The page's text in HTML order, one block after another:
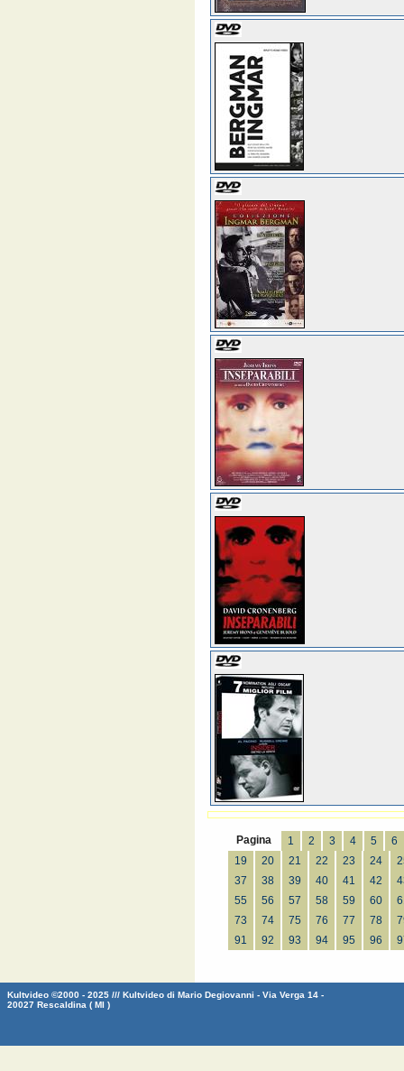
Pagina 1 2 3 4 5
6
19
20 21 22 23 24
37
38 39 40 41 42
55
56 57 58 59 60
73
74 75 76 77 78
91
92 93 94 95 96
Kultvideo ©2000 - 2025 /// Kultvideo di Mario Degiovanni - Via Verga 14 -
20027 Rescaldina ( MI )